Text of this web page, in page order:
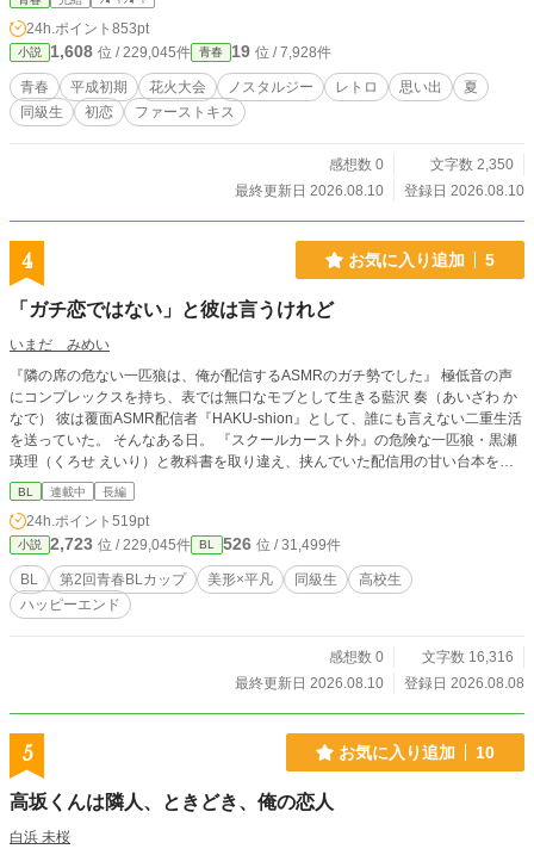
24h.ポイント 853pt
小説 1,608 位 / 229,045件 青春 19 位 / 7,928件
青春 平成初期 花火大会 ノスタルジー レトロ 思い出
夏
同級生
初恋 ファーストキス
感想数 0
文字数 2,350
最終更新日 2026.08.10
登録日 2026.08.10
4 お気に入り追加 5
「ガチ恋ではない」と彼は言うけれど
いまだ みめい
『隣の席の危ない一匹狼は、俺が配信するASMRのガチ勢でした』 極低音の声
にコンプレックスを持ち、表では無口なモブとして生きる藍沢 奏（あいざわ か
なで） 彼は覆面ASMR配信者『HAKU-shion』として、誰にも言えない二重生活
を送っていた。 そんなある日。 『スクールカースト外』の危険な一匹狼・黒瀬
瑛理（くろせ えいり）と教科書を取り違え、挟んでいた配信用の甘い台本を拾
われてしまう。 正体発覚を恐れる奏だったが、実は黒瀬は『HAKU-shion』の熱
狂的なリスナーで……！？ コンプレックスと執着が入り混じる、声から始まる
救済の物語。
BL 連載中 長編
24h.ポイント 519pt
小説 2,723 位 / 229,045件 BL 526 位 / 31,499件
BL 第2回青春BLカップ 美形×平凡 同級生
高校生
ハッピーエンド
感想数 0
文字数 16,316
最終更新日 2026.08.10
登録日 2026.08.08
5 お気に入り追加 10
高坂くんは隣人、ときどき、俺の恋人
白浜 未桜